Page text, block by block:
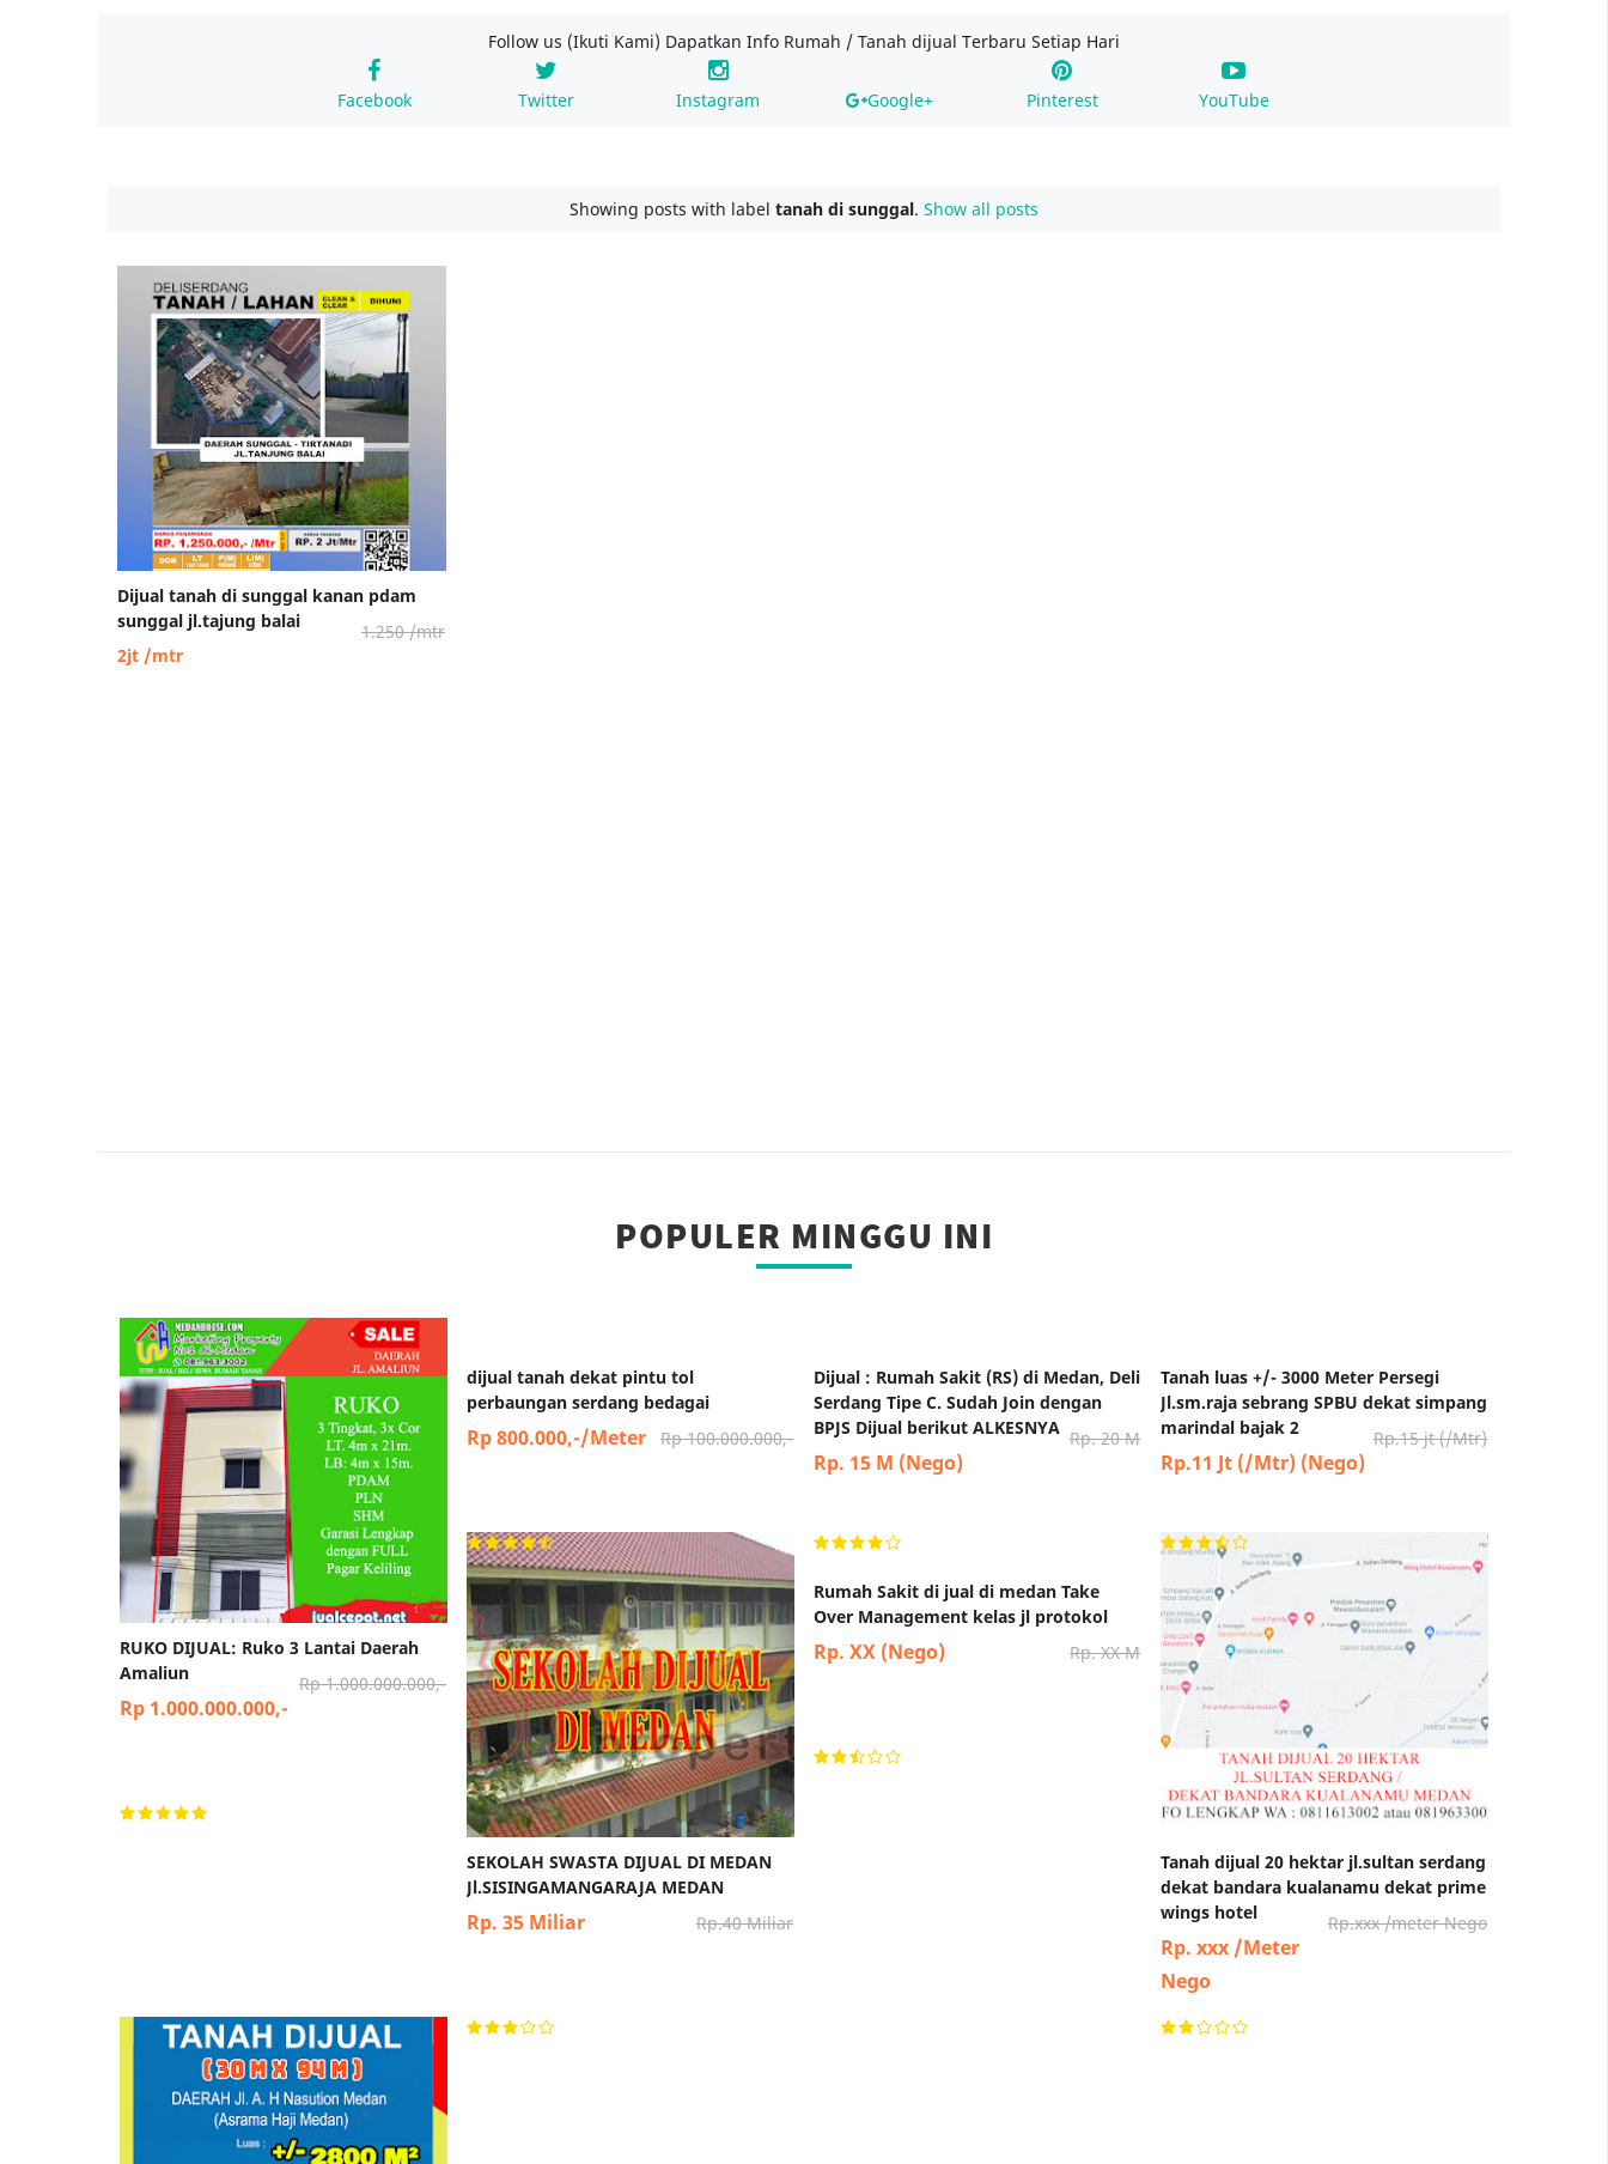
Follow us (Ikuti Kami) Dapatkan Info Rumah / Tanah dijual Terbaru Setiap Hari
Facebook Twitter Instagram Google+ Pinterest YouTube
Showing posts with label tanah di sunggal. Show all posts
Dijual tanah di sunggal kanan pdam
sunggal jl.tajung balai
1.250 /mtr
2jt /mtr
POPULER MINGGU INI
RUKO DIJUAL: Ruko 3 Lantai Daerah
Amaliun
Rp 1.000.000.000,-
Rp 1.000.000.000,-
dijual tanah dekat pintu tol
perbaungan serdang bedagai
Rp 100.000.000,-
Rp 800.000,-/Meter
Dijual : Rumah Sakit (RS) di Medan, Deli
Serdang Tipe C. Sudah Join dengan
BPJS Dijual berikut ALKESNYA Rp. 20 M
Rp. 15 M (Nego)
Tanah luas +/- 3000 Meter Persegi
Jl.sm.raja sebrang SPBU dekat simpang
marindal bajak 2
Rp.15 jt (/Mtr)
Rp.11 Jt (/Mtr) (Nego)
SEKOLAH SWASTA DIJUAL DI MEDAN
Jl.SISINGAMANGARAJA MEDAN
Rp.40 Miliar
Rp. 35 Miliar
Rumah Sakit di jual di medan Take
Over Management kelas jl protokol
Rp. XX M
Rp. XX (Nego)
Tanah dijual 20 hektar jl.sultan serdang
dekat bandara kualanamu dekat prime
wings hotel
Rp.xxx /meter Nego
Rp. xxx /Meter
Nego